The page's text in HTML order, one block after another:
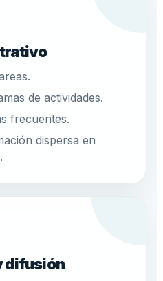
de actividades.
frecuentes.
dispersa en
difusión